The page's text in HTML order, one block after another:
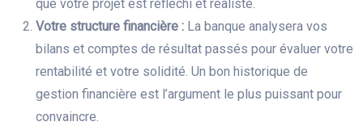
que votre projet est réfléchi et réaliste.
Votre structure financière : La banque analysera vos
bilans et comptes de résultat passés pour évaluer votre
rentabilité et votre solidité. Un bon historique de
gestion financière est l’argument le plus puissant pour
convaincre.